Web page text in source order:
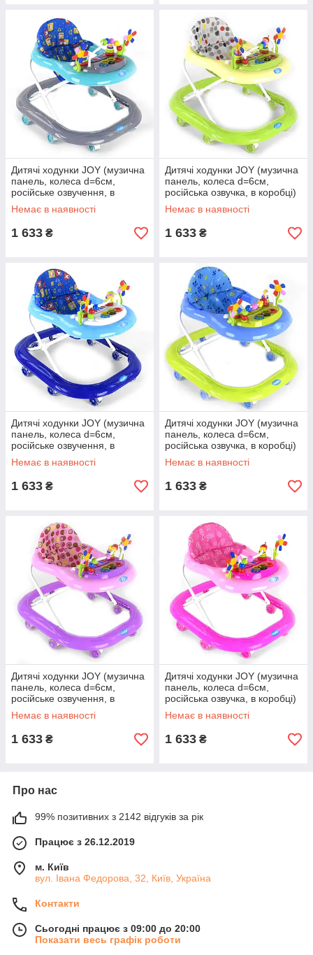
Дитячі ходунки JOY (музична
панель, колеса d=6см,
російське озвучення, в
коробці) СН - 205 Сіро-
Бірюзовий
Немає в наявності
1 633 ₴
Дитячі ходунки JOY (музична
панель, колеса d=6см,
російська озвучка, в коробці)
СН - 205 Салатові
Немає в наявності
1 633 ₴
Дитячі ходунки JOY (музична
панель, колеса d=6см,
російське озвучення, в
коробці) СН - 205 Синьо-
блакитний
Немає в наявності
1 633 ₴
Дитячі ходунки JOY (музична
панель, колеса d=6см,
російська озвучка, в коробці)
СН - 205 Салатово-блакитний
Немає в наявності
1 633 ₴
Дитячі ходунки JOY (музична
панель, колеса d=6см,
російське озвучення, в
коробці) СН - 205 Фіолетові
Немає в наявності
1 633 ₴
Дитячі ходунки JOY (музична
панель, колеса d=6см,
російська озвучка, в коробці)
СН - 205 Рожеві
Немає в наявності
1 633 ₴
Про нас
99% позитивних з 2142 відгуків за рік
Працює з 26.12.2019
м. Київ
вул. Івана Федорова, 32, Київ, Україна
Контакти
Сьогодні працює з 09:00 до 20:00
Показати весь графік роботи